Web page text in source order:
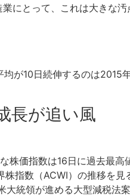
にとって、これは大きな
が10日続伸するのは2015
長が追い風
株価指数は16日に過去最高
指数（ACWI）の推移を見
大統領が進める大型減税